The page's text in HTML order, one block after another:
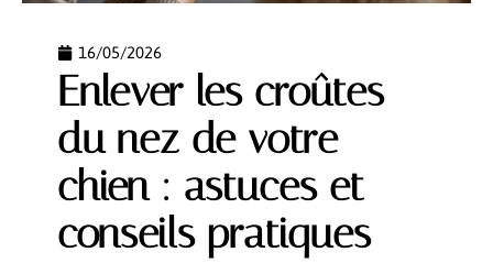
16/05/2026
Enlever les croûtes
du nez de votre
chien : astuces et
conseils pratiques